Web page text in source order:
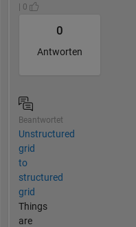
| 0
0
Antworten
Beantwortet
Unstructured
grid
to
structured
grid
Things
are